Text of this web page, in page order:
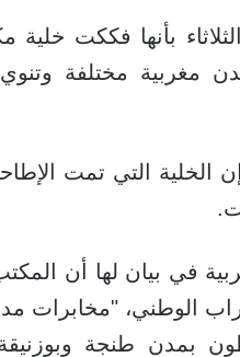
مغربية مختلفة
الخلية التي تمت
في بيان لها أن
الوطني، "مخابرات
ينشطون بمدن طنجة